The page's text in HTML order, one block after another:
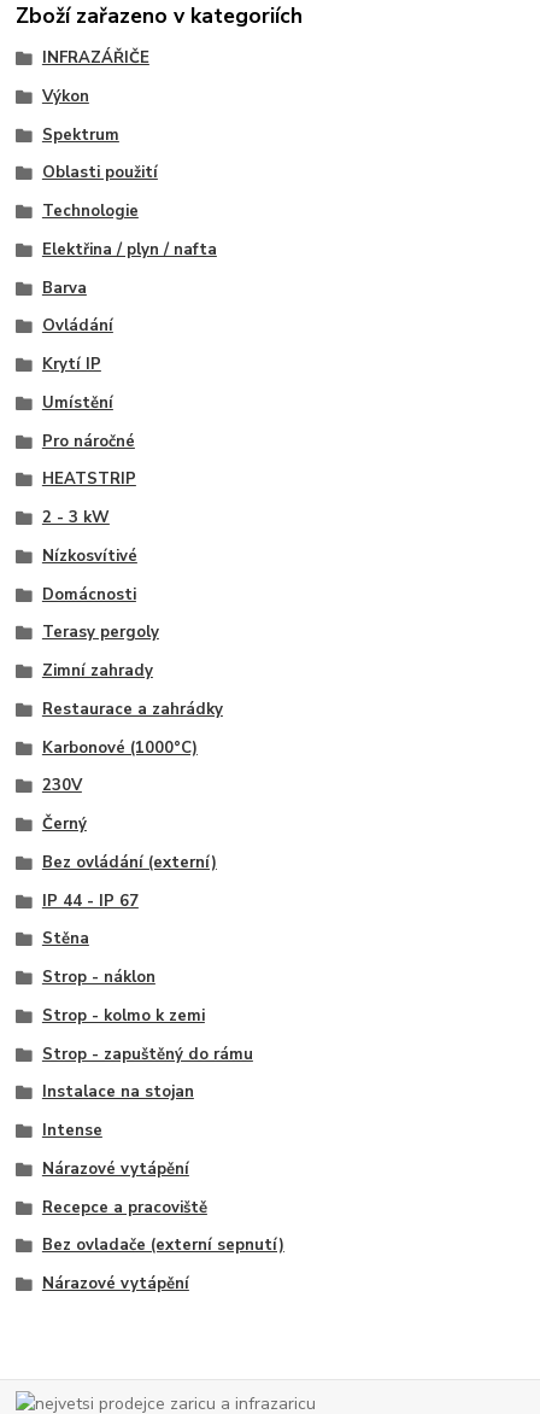
Zboží zařazeno v kategoriích
INFRAZÁŘIČE
Výkon
Spektrum
Oblasti použití
Technologie
Elektřina / plyn / nafta
Barva
Ovládání
Krytí IP
Umístění
Pro náročné
HEATSTRIP
2 - 3 kW
Nízkosvítivé
Domácnosti
Terasy pergoly
Zimní zahrady
Restaurace a zahrádky
Karbonové (1000°C)
230V
Černý
Bez ovládání (externí)
IP 44 - IP 67
Stěna
Strop - náklon
Strop - kolmo k zemi
Strop - zapuštěný do rámu
Instalace na stojan
Intense
Nárazové vytápění
Recepce a pracoviště
Bez ovladače (externí sepnutí)
Nárazové vytápění